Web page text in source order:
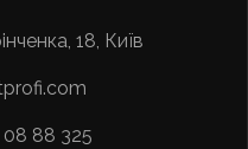
18, Київ
08 88 325